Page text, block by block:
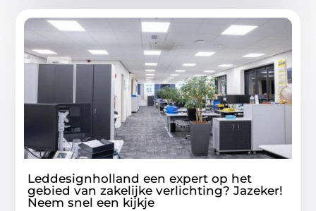
Leddesignholland een expert op het
gebied van zakelijke verlichting? Jazeker!
Neem snel een kijkje